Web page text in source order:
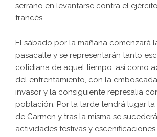
serrano en levantarse contra el
francés.
El sábado por la mañana comenzará
pasacalle y se representarán tanto
cotidiana de aquel tiempo, así como
del enfrentamiento, con la
invasor y la consiguiente represalia
población. Por la tarde tendrá lugar
de Carmen y tras la misma se
actividades festivas y